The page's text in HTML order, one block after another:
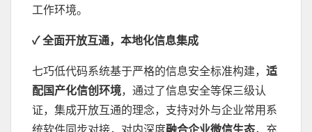
工作环境。
✓ 全面开放互通，本地化信息集成
七巧低代码系统基于严格的信息安全标准构建， 适
配国产化信创环境，通过了信息安全等保三级认
证，集成开放互通的理念，支持对外与企业常用系